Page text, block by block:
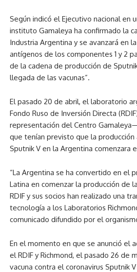
Según indicó el Ejecutivo nacional en
instituto Gamaleya ha confirmado la
Industria Argentina y se avanzará en
antígenos de los componentes 1 y 2
de la cadena de producción de
llegada de las vacunas”.
El pasado 20 de abril, el laboratorio
Fondo Ruso de Inversión Directa
representación del Centro
que tenían previsto que la producción
Sputnik V en la Argentina comenzara
“La Argentina se ha convertido en el
Latina en comenzar la producción de
RDIF y sus socios han realizado una
tecnología a los Laboratorios
comunicado difundido por el
En el momento en que se anunció el
el RDIF y Richmond, el pasado 26 de
vacuna contra el coronavirus Sputnik